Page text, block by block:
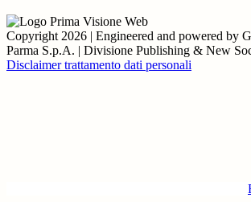
Copyright 2026 | Engineered and powered by
Parma S.p.A. | Divisione Publishing & New
Disclaimer trattamento dati personali